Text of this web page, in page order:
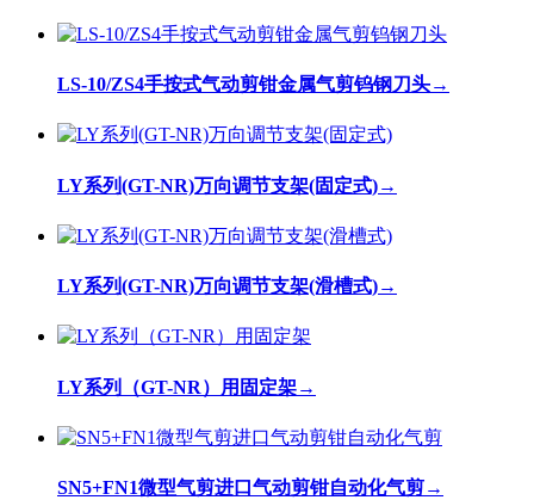
LS-10/ZS4手按式气动剪钳金属气剪钨钢刀头→
LY系列(GT-NR)万向调节支架(固定式)→
LY系列(GT-NR)万向调节支架(滑槽式)→
LY系列（GT-NR）用固定架→
SN5+FN1微型气剪进口气动剪钳自动化气剪→